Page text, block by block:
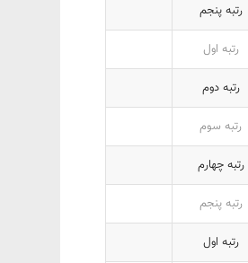
رتبه پنجم
رتبه اول
رتبه دوم
رتبه سوم
رتبه چهارم
رتبه پنجم
رتبه اول